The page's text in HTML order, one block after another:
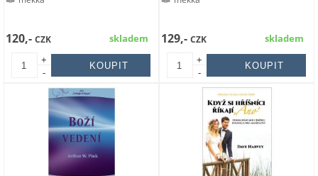
skladem
+
-
120,-CZK skladem
+
-
129,-CZK